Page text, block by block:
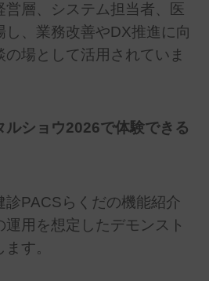
営層、システム担当者、医
し、業務改善やDX推進に向
場として活用されていま
ルショウ2026で体験できる
診PACSらくだの機能紹介
用を想定したデモンスト
す。